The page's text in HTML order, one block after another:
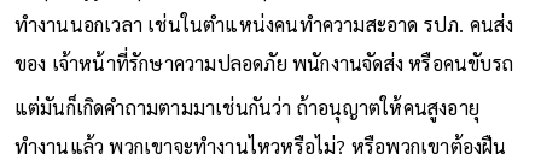
ทำงานนอกเวลา เช่นในตำแหน่งคนทำความสะอาด รปภ. คนส่ง
ของ เจ้าหน้าที่รักษาความปลอดภัย พนักงานจัดส่ง หรือคนขับรถ
แต่มันก็เกิดคำถามตามมาเช่นกันว่า ถ้าอนุญาตให้คนสูงอายุ
ทำงานแล้ว พวกเขาจะทำงานไหวหรือไม่? หรือพวกเขาต้องฝืน